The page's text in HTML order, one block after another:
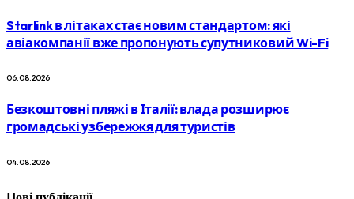
Starlink в літаках стає новим стандартом: які
авіакомпанії вже пропонують супутниковий Wi-Fi
06.08.2026
Безкоштовні пляжі в Італії: влада розширює
громадські узбережжя для туристів
04.08.2026